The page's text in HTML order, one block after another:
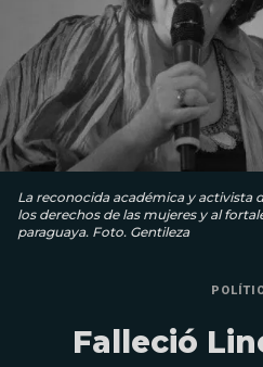
La reconocida académica y activista
los derechos de las mujeres y al
paraguaya. Foto. Gentileza
Falleció